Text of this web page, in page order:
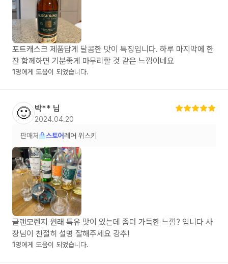
포트캐스크 제품답게 달콤한 맛이 특징입니다. 하루 마지막에 한
잔 함께하면 기분좋게 마무리할 것 같은 느낌이네요
1 명에게 도움이 되었습니다.
🙂 박** 님
2024.04.20
판매처 스토어 레어 위스키
글랜모렌지 원래 특유 맛이 있는데 좀더 가득한 느낌? 입니다 사
장님이 친절히 설명 잘해주세요 강추!
1 명에게 도움이 되었습니다.